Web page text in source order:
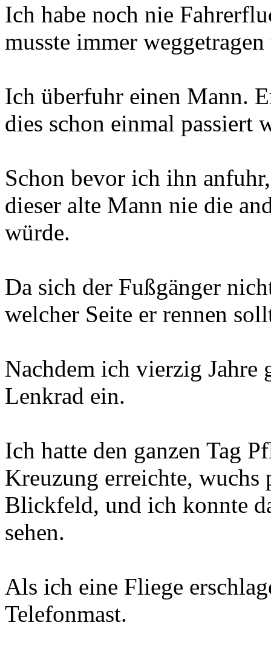
Ich habe noch nie
musste immer
Ich überfuhr einen Mann.
dies schon einmal passiert
Schon bevor ich ihn
dieser alte Mann nie die
würde.
Da sich der Fußgänger
welcher Seite er rennen
Nachdem ich vierzig Jahre
Lenkrad ein.
Ich hatte den ganzen Tag
Kreuzung erreichte,
Blickfeld, und ich konnte
sehen.
Als ich eine Fliege
Telefonmast.